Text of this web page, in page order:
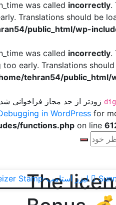
was called incorrectly.
Translations should be
public_html/wp-
was called incorrectly.
early. Translations
tehran54/
زودتر از حد مجاز فراخوانی
in WordPress
functions.php on line
لیزر استامپ-Leizer Stamp
The